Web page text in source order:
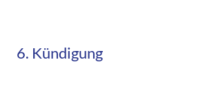
6. Kündigung